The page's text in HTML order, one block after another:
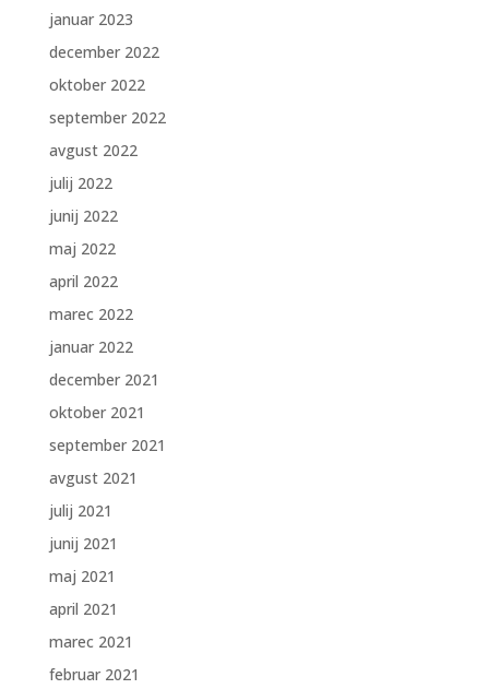
januar 2023
december 2022
oktober 2022
september 2022
avgust 2022
julij 2022
junij 2022
maj 2022
april 2022
marec 2022
januar 2022
december 2021
oktober 2021
september 2021
avgust 2021
julij 2021
junij 2021
maj 2021
april 2021
marec 2021
februar 2021